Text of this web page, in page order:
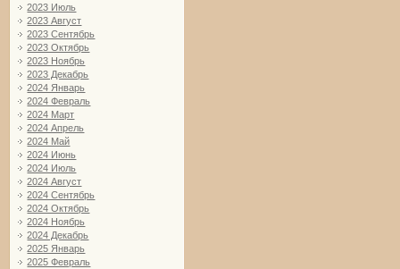
2023 Июль
2023 Август
2023 Сентябрь
2023 Октябрь
2023 Ноябрь
2023 Декабрь
2024 Январь
2024 Февраль
2024 Март
2024 Апрель
2024 Май
2024 Июнь
2024 Июль
2024 Август
2024 Сентябрь
2024 Октябрь
2024 Ноябрь
2024 Декабрь
2025 Январь
2025 Февраль